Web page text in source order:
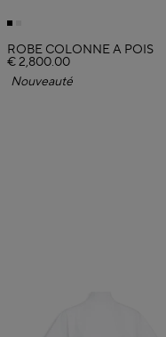
ROBE COLONNE À POIS
€ 2,800.00
Nouveauté